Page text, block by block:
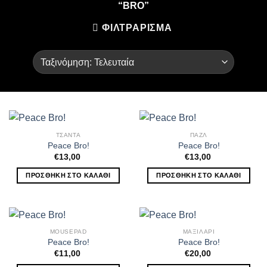
“BRO”
ΦΙΛΤΡΆΡΙΣΜΑ
ΤΣΑΝΤΑ
Peace Bro!
€13,00
ΠΡΟΣΘΉΚΗ ΣΤΟ ΚΑΛΆΘΙ
ΠΑΖΛ
Peace Bro!
€13,00
ΠΡΟΣΘΉΚΗ ΣΤΟ ΚΑΛΆΘΙ
MOUSEPAD
Peace Bro!
€11,00
ΜΑΞΙΛΑΡΙ
Peace Bro!
€20,00